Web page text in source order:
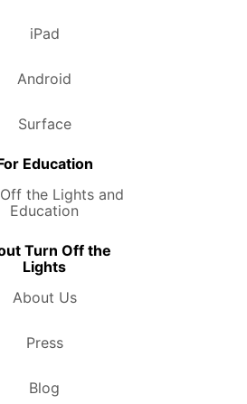
iPad
Android
Surface
Education
the Lights and
Education
Turn Off the
Lights
About Us
Press
Blog